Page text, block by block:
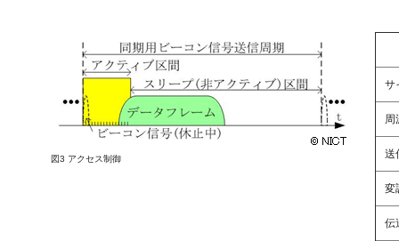
図3 アクセス制御
サ
周
送
変
伝